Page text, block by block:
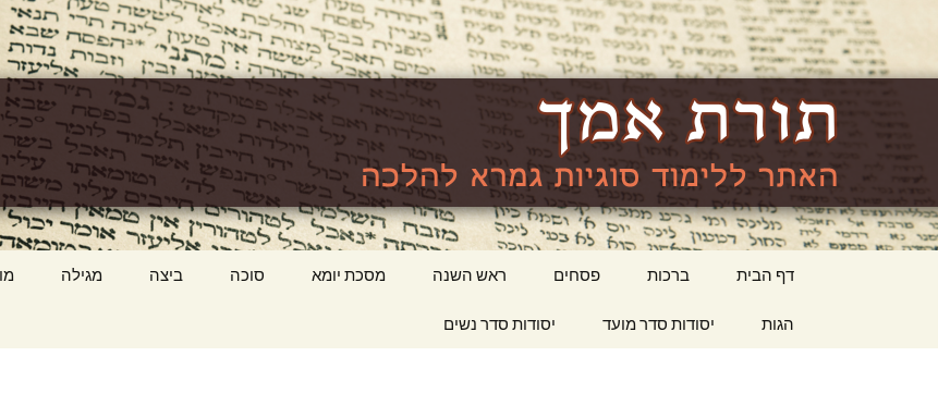
www.toralishma.org
האתר ללימוד סוגיות גמרא להלכה
לתוכן
דף הבית ברכות פסחים ראש השנה מסכת יומא סוכה ביצה מגילה
הגות יסודות סדר מועד יסודות סדר נשים